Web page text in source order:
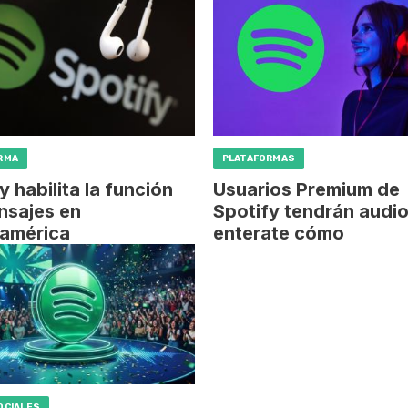
habilita la función
en
PLATAFORMAS
Usuarios Premium de
Spotify tendrán
enterate cómo